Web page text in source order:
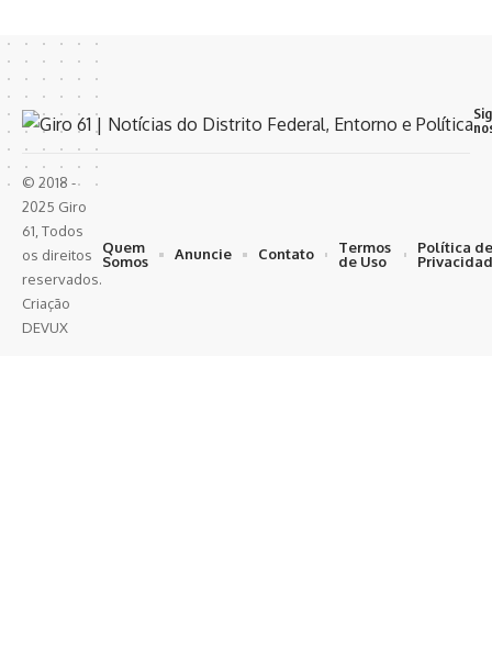
© 2018 -
2025 Giro
61, Todos
os direitos
reservados.
Criação
DEVUX
Quem
Somos
Anuncie Contato
Termos
de Uso
Política